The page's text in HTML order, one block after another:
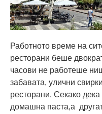
Работното време на
ресторани беше
часови не работеше
забавата, улични
ресторани. Секако
домашна паста,а